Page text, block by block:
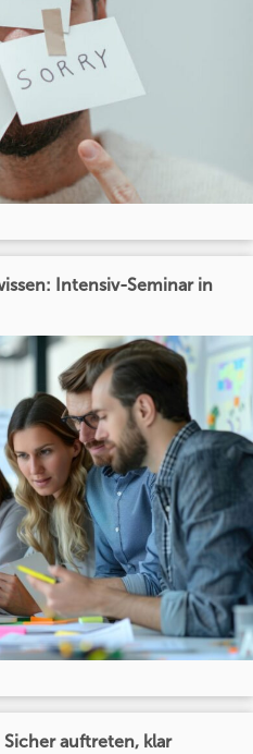
Intensiv-Seminar in
Sicher auftreten, klar